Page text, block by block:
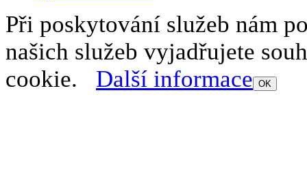
Při poskytování služeb nám
našich služeb vyjadřujete
cookie. Další informace